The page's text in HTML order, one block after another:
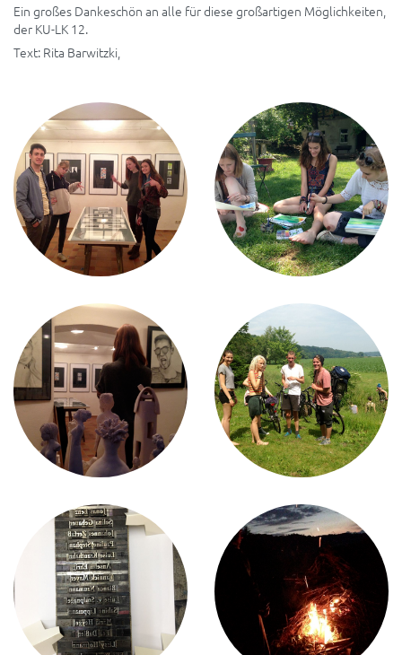
Ein großes Dankeschön an alle für diese großartigen Möglichkeiten,
der KU-LK 12.
Text: Rita Barwitzki,